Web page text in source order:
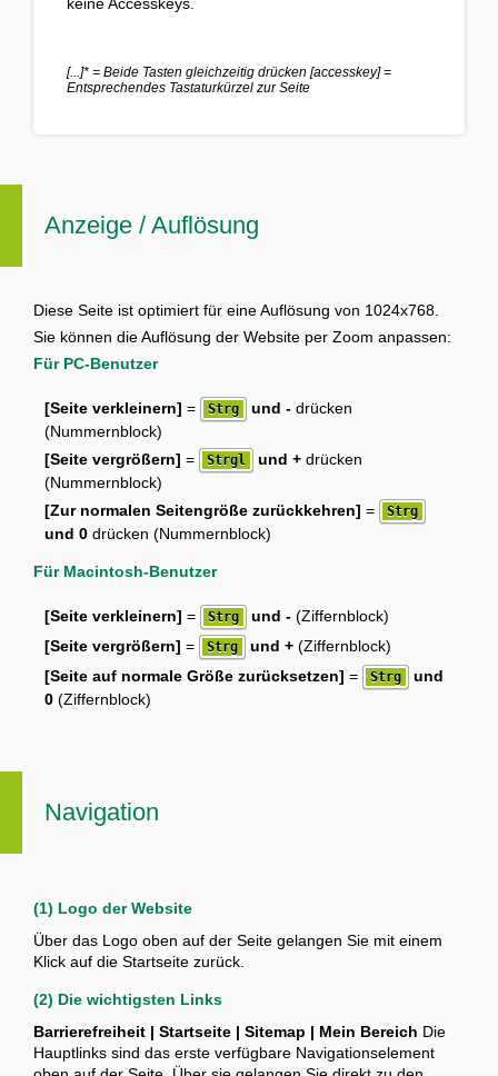
[...]* = Beide Tasten gleichzeitig drücken [accesskey]=
Entsprechendes Tastaturkürzel zur Seite
Anzeige / Auflösung
Diese Seite ist optimiert für eine Auflösung von 1024x768.
Sie können die Auflösung der Website per Zoom anpassen:
Für PC-Benutzer
[Seite verkleinern] = Strg und - drücken
(Nummernblock)
[Seite vergrößern] = Strgl und + drücken
(Nummernblock)
[Zur normalen Seitengröße zurückkehren] = Strg
und 0 drücken (Nummernblock)
Für Macintosh-Benutzer
[Seite verkleinern] = Strg und - (Ziffernblock)
[Seite vergrößern] = Strg und + (Ziffernblock)
[Seite auf normale Größe zurücksetzen] = Strg
und
0 (Ziffernblock)
Navigation
(1) Logo der Website
Über das Logo oben auf der Seite gelangen Sie mit einem
Klick auf die Startseite zurück.
(2) Die wichtigsten Links
Barrierefreiheit | Startseite | Sitemap | Mein Bereich Die
Hauptlinks sind das erste verfügbare Navigationselement